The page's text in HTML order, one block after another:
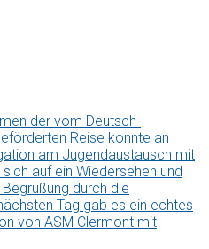
der vom Deutsch-
Reise konnte an
am Jugendaustausch mit
auf ein Wiedersehen und
durch die
Tag gab es ein echtes
von ASM Clermont mit